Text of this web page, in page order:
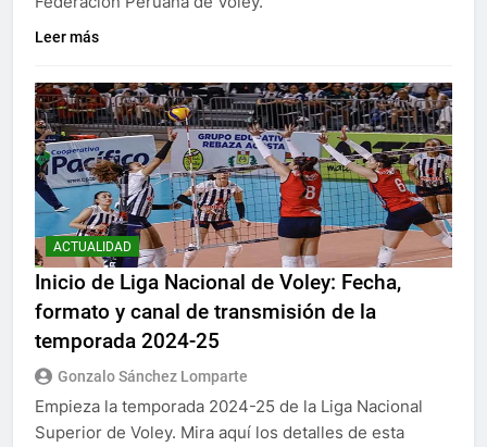
Leer más
ACTUALIDAD
Inicio de Liga Nacional de Voley: Fecha,
formato y canal de transmisión de la
temporada 2024-25
Gonzalo Sánchez Lomparte
Empieza la temporada 2024-25 de la Liga Nacional
Superior de Voley. Mira aquí los detalles de esta